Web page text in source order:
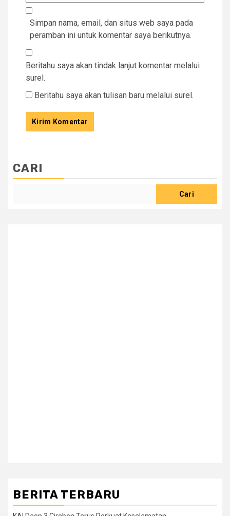
Simpan nama, email, dan situs web saya pada
peramban ini untuk komentar saya berikutnya.
Beritahu saya akan tindak lanjut komentar melalui
surel.
Beritahu saya akan tulisan baru melalui surel.
CARI
Cari
BERITA TERBARU